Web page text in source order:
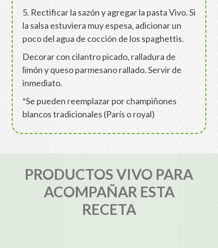
5. Rectificar la sazón y agregar la pasta Vivo. Si
la salsa estuviera muy espesa, adicionar un
poco del agua de cocción de los spaghettis.
Decorar con cilantro picado, ralladura de
limón y queso parmesano rallado. Servir de
inmediato.
*Se pueden reemplazar por champiñones
blancos tradicionales (París o royal)
PRODUCTOS VIVO PARA
ACOMPAÑAR ESTA
RECETA